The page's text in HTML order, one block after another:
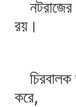
নটরাজের
রয়।
চিরবালক
করে,